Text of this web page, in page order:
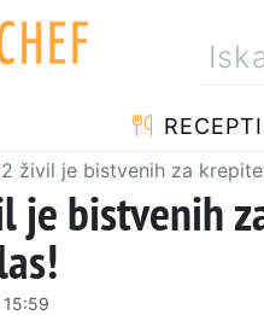
RECEPTI
živil je bistvenih za
je bistvenih